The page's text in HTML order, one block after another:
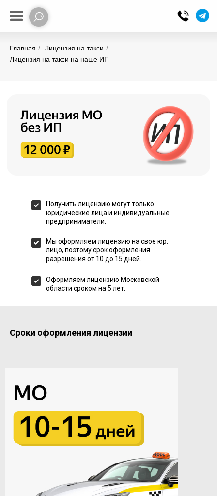
Главная / Лицензия на такси /
Лицензия на такси на наше ИП
Получить лицензию могут только
юридические лица и индивидуальные
предприниматели.
Мы оформляем лицензию на свое юр.
лицо, поэтому срок оформления
разрешения от 10 до 15 дней.
Оформляем лицензию Московской
области сроком на 5 лет.
Сроки оформления лицензии